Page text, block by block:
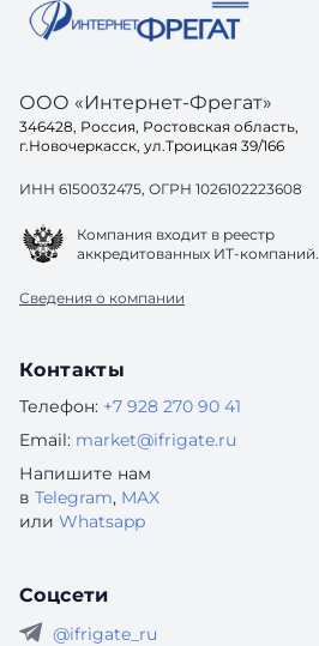
ООО «Интернет-Фрегат»
346428, Россия, Ростовская область,
г.Новочеркасск, ул.Троицкая 39/166
ИНН 6150032475, ОГРН 1026102223608
Компания входит в реестр
аккредитованных ИТ-компаний.
Сведения о компании
Контакты
Телефон: +7 928 270 90 41
Email: market@ifrigate.ru
Напишите нам
в Telegram, MAX
или Whatsapp
Соцсети
@ifrigate_ru